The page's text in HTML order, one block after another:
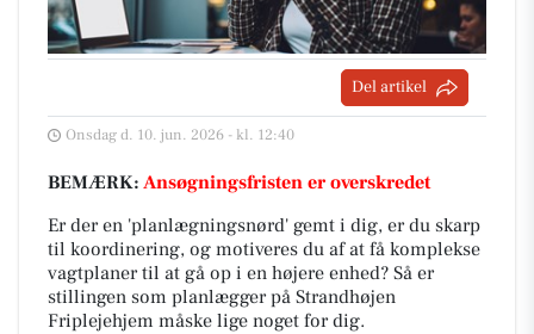
Del artikel
Onsdag d. 10. jun. 2026 - kl. 12:40
BEMÆRK: Ansøgningsfristen er overskredet
Er der en 'planlægningsnørd' gemt i dig, er du skarp
til koordinering, og motiveres du af at få komplekse
vagtplaner til at gå op i en højere enhed? Så er
stillingen som planlægger på Strandhøjen
Friplejehjem måske lige noget for dig.